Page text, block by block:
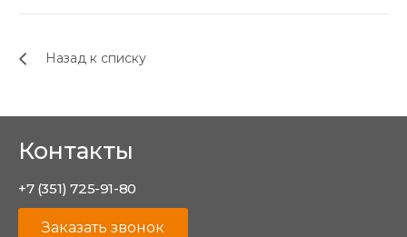
Назад к списку
Контакты
+7 (351) 725-91-80
Заказать звонок